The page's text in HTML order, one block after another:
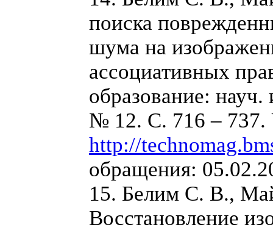
поиска
шума на
ассоциативных
образование:
№ 12. С. 716 – 737.
http://
обращения:
15. Белим С. В.,
Восстановление